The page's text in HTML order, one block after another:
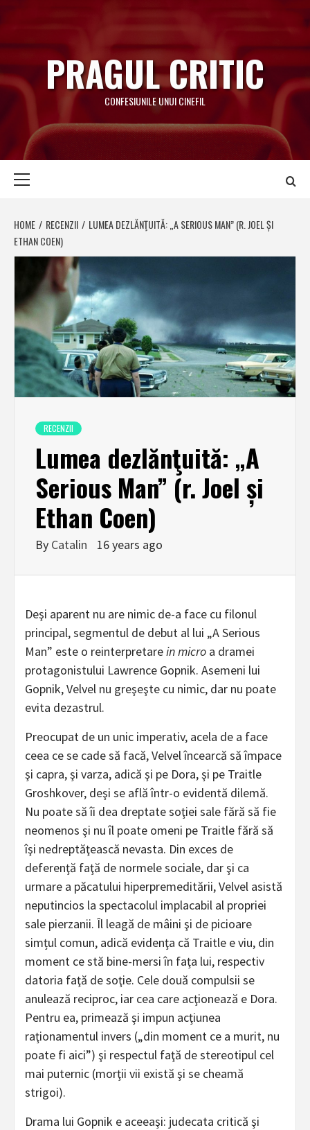
to
content
PRAGUL CRITIC
CONFESIUNILE UNUI CINEFIL
HOME RECENZII
LUMEA DEZLĂNŢUITĂ: „A SERIOUS MAN” (R. JOEL ȘI
ETHAN COEN)
RECENZII
Lumea dezlănţuită: „A
Serious Man” (r. Joel și
Ethan Coen)
By Catalin 16 years ago
Deşi aparent nu are nimic de-a face cu filonul
principal, segmentul de debut al lui „A Serious
Man” este o reinterpretarein micro a dramei
protagonistului Lawrence Gopnik. Asemeni lui
Gopnik, Velvel nu greşeşte cu nimic, dar nu poate
evita dezastrul.
Preocupat de un unic imperativ, acela de a face
ceea ce se cade să facă, Velvel încearcă să împace
şi capra, şi varza, adică şi pe Dora, şi pe Traitle
Groshkover, deşi se află într-o evidentă dilemă.
Nu poate să îi dea dreptate soţiei sale fără să fie
neomenos şi nu îl poate omeni pe Traitle fără să
îşi nedreptăţească nevasta. Din exces de
deferenţă faţă de normele sociale, dar şi ca
urmare a păcatului hiperpremeditării, Velvel asistă
neputincios la spectacolul implacabil al propriei
sale pierzanii. Îl leagă de mâini şi de picioare
simțul comun, adică evidenţa că Traitle e viu, din
moment ce stă bine-mersi în faţa lui, respectiv
datoria faţă de soţie. Cele două compulsii se
anulează reciproc, iar cea care acţionează e Dora.
Pentru ea, primează şi impun acţiunea
raţionamentul invers („din moment ce a murit, nu
poate fi aici”) şi respectul faţă de stereotipul cel
mai puternic (morţii vii există şi se cheamă
strigoi).
Drama lui Gopnik e aceeaşi: judecata critică şi